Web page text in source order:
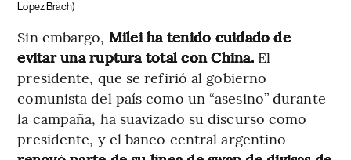
Lopez Brach)
Sin embargo, Milei ha tenido cuidado de
evitar una ruptura total con China. El
presidente, que se refirió al gobierno
comunista del país como un “asesino” durante
la campaña, ha suavizado su discurso como
presidente, y el banco central argentino